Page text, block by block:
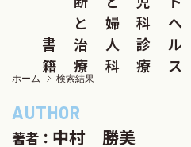
書
籍
と
治
療
婦
人
科
科
診
療
ヘ
ル
ス
ホーム 検索結果
著者： 中村 勝美